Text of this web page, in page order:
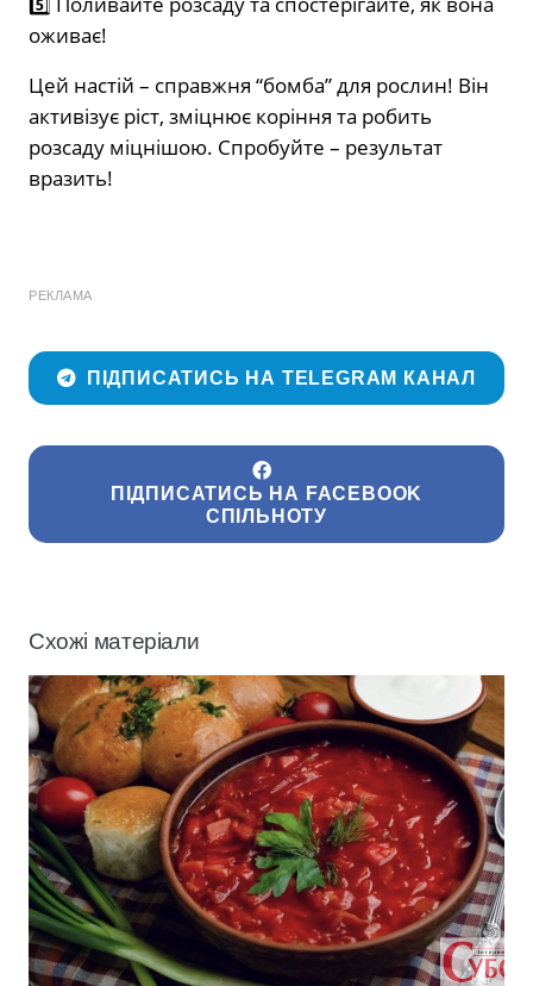
оживає!
Цей настій – справжня “бомба” для рослин! Він
активізує ріст, зміцнює коріння та робить
розсаду міцнішою. Спробуйте – результат
вразить!
РЕКЛАМА
ПІДПИСАТИСЬ НА TELEGRAM КАНАЛ
ПІДПИСАТИСЬ НА FACEBOOK
СПІЛЬНОТУ
Схожі матеріали